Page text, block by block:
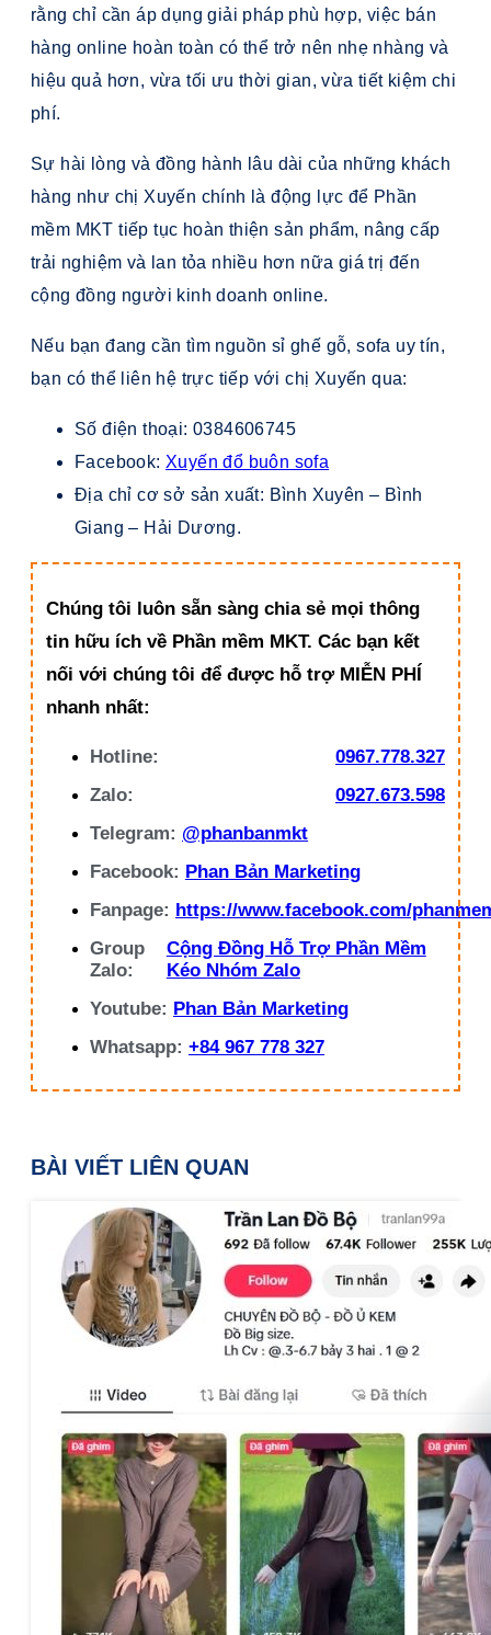
rằng chỉ cần áp dụng giải pháp phù hợp, việc bán
hàng online hoàn toàn có thể trở nên nhẹ nhàng và
hiệu quả hơn, vừa tối ưu thời gian, vừa tiết kiệm chi
phí.
Sự hài lòng và đồng hành lâu dài của những khách
hàng như chị Xuyến chính là động lực để Phần
mềm MKT tiếp tục hoàn thiện sản phẩm, nâng cấp
trải nghiệm và lan tỏa nhiều hơn nữa giá trị đến
cộng đồng người kinh doanh online.
Nếu bạn đang cần tìm nguồn sỉ ghế gỗ, sofa uy tín,
bạn có thể liên hệ trực tiếp với chị Xuyến qua:
Số điện thoại: 0384606745
Facebook: Xuyến đổ buôn sofa
Địa chỉ cơ sở sản xuất: Bình Xuyên – Bình
Giang – Hải Dương.
Chúng tôi luôn sẵn sàng chia sẻ mọi thông
tin hữu ích về Phần mềm MKT. Các bạn kết
nối với chúng tôi để được hỗ trợ MIỄN PHÍ
nhanh nhất:
Hotline:
0967.778.327
Zalo:
0927.673.598
Telegram: @phanbanmkt
Facebook: Phan Bản Marketing
Fanpage: https://www.facebook.com/
Group
Zalo:
Cộng Đồng Hỗ Trợ Phần Mềm
Kéo Nhóm Zalo
Youtube: Phan Bản Marketing
Whatsapp: +84 967 778 327
BÀI VIẾT LIÊN QUAN